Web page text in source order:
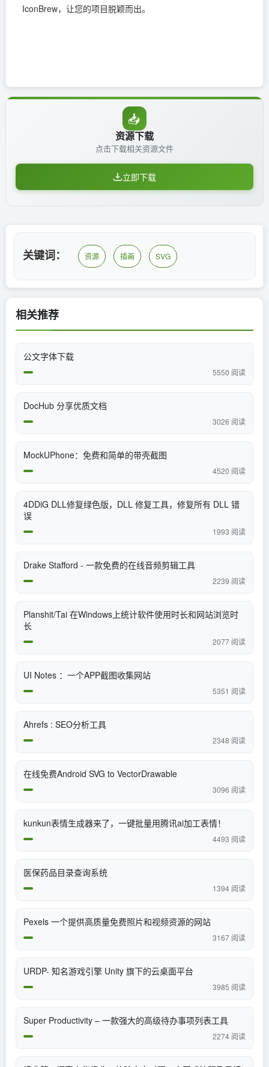
IconBrew，让您的项目脱颖而出。
📥
资源下载
点击下载相关资源文件
立即下载
关键词： 资源 插画 SVG
相关推荐
公文字体下载
5550 阅读
DocHub 分享优质文档
3026 阅读
MockUPhone：免费和简单的带壳截图
4520 阅读
4DDiG DLL修复绿色版，DLL 修复工具，修复所有 DLL 错
误
1993 阅读
Drake Stafford - 一款免费的在线音频剪辑工具
2239 阅读
Planshit/Tai 在Windows上统计软件使用时长和网站浏览时
长
2077 阅读
UI Notes ：一个APP截图收集网站
5351 阅读
Ahrefs : SEO分析工具
2348 阅读
在线免费Android SVG to VectorDrawable
3096 阅读
kunkun表情生成器来了，一键批量用腾讯ai加工表情！
4493 阅读
医保药品目录查询系统
1394 阅读
​Pexels 一个提供高质量免费照片和视频资源的网站
3167 阅读
URDP- 知名游戏引擎 Unity 旗下的云桌面平台
3985 阅读
Super Productivity – 一款强大的高级待办事项列表工具
2274 阅读